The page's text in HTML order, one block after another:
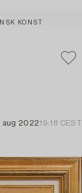
KONST
aug 202219:18 CEST